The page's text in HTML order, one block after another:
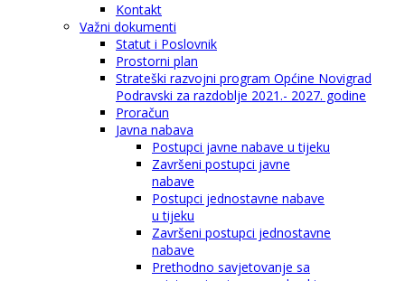
Kontakt
Važni dokumenti
Statut i Poslovnik
Prostorni plan
Strateški razvojni program Općine Novigrad
Podravski za razdoblje 2021.- 2027. godine
Proračun
Javna nabava
Postupci javne nabave u tijeku
Završeni postupci javne
nabave
Postupci jednostavne nabave
u tijeku
Završeni postupci jednostavne
nabave
Prethodno savjetovanje sa